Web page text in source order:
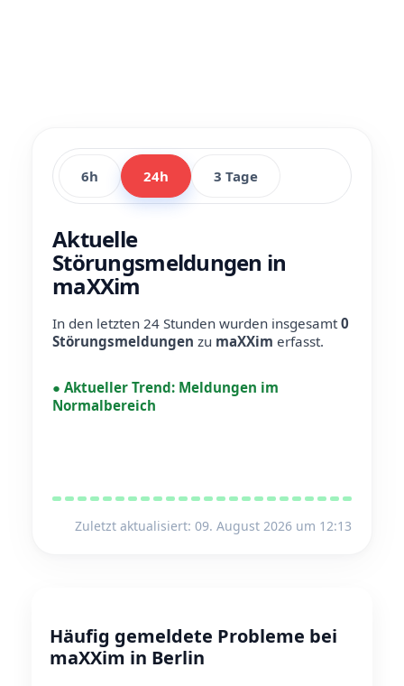
6h 24h 3 Tage
Aktuelle
Störungsmeldungen in
maXXim
In den letzten 24 Stunden wurden insgesamt0
Störungsmeldungen zu maXXim erfasst.
● Aktueller Trend: Meldungen im
Normalbereich
Zuletzt aktualisiert: 09. August 2026 um 12:13
Häufig gemeldete Probleme bei
maXXim in Berlin